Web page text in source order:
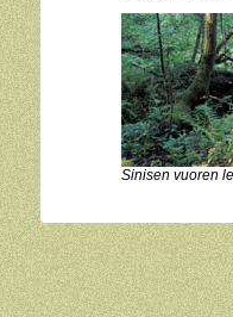
Sinisen vuoren